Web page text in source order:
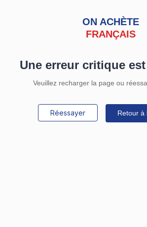
ON ACHÈTE
FRANÇAIS
Une erreur critique
Veuillez recharger la page ou
Réessayer Retour à